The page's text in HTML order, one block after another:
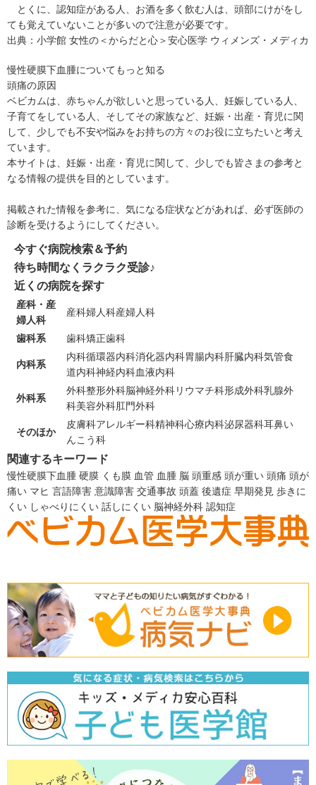
とくに、認知症がある人、お酒を多く飲む人は、頭部にけがをし
ても覚えていないことが多いので注意が必要です。
出典： 小学館 女性の＜からだと心＞安心医学 ウィメンズ・メディカ
慢性硬膜下血腫についてもっと知る
頭痛の原因
ベビカムは、赤ちゃんが欲しいと思っている人、妊娠している人、
子育てをしている人、そしてその家族など、妊娠・出産・育児に関
して、少しでも不安や悩みをお持ちの方々のお役に立ちたいと考え
ています。
本サイトは、妊娠・出産・育児に関して、少しでも皆さまの参考と
なる情報の提供を目的としています。
掲載された情報を参考に、気になる症状などがあれば、必ず医師の
診断を受けるようにしてください。
今すぐ病院検索＆予約
待ち時間なくラクラク受診♪
近くの病院を探す
産科・産
婦人科
産科婦人科産婦人科
歯科系 歯科矯正歯科
内科系
内科循環器内科消化器内科胃腸内科肝臓内科気管食
道内科神経内科血液内科
外科系
外科整形外科脳神経外科リウマチ科形成外科乳腺外
科美容外科肛門外科
そのほか
皮膚科アレルギー科精神科心療内科泌尿器科耳鼻い
んこう科
関連するキーワード
慢性硬膜下血腫 硬膜 くも膜 血管 血腫 脳 頭重感 頭が重い 頭痛 頭が
痛い マヒ 言語障害 意識障害 交通事故 頭蓋 後遺症 早期発見 歩きに
くい しゃべりにくい 話しにくい 脳神経外科 認知症